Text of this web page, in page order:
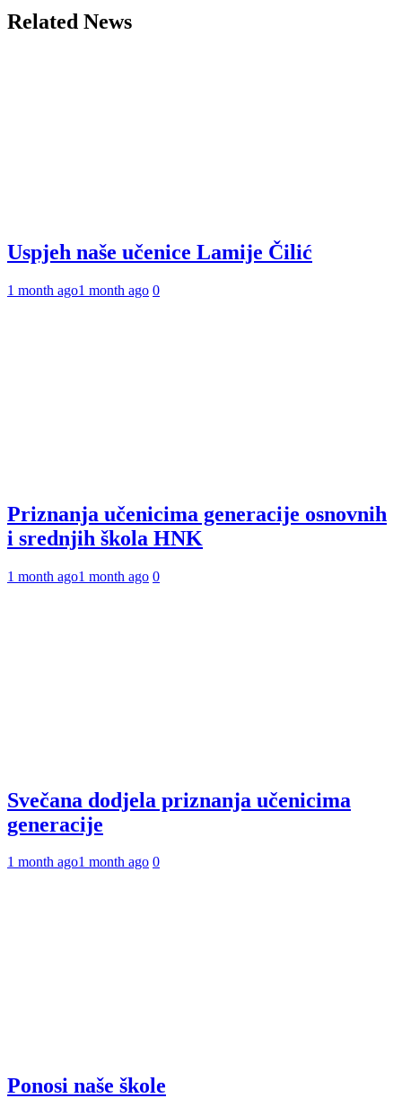
Related News
Uspjeh naše učenice Lamije Čilić
1 month ago1 month ago 0
Priznanja učenicima generacije osnovnih
i srednjih škola HNK
1 month ago1 month ago 0
Svečana dodjela priznanja učenicima
generacije
1 month ago1 month ago 0
Ponosi naše škole